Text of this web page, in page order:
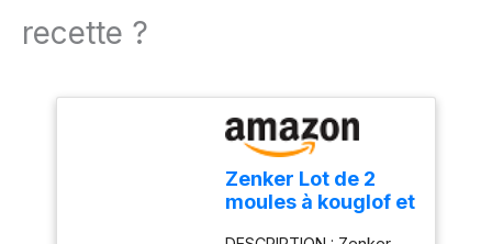
recette ?
Zenker Lot de 2
moules à kouglof et